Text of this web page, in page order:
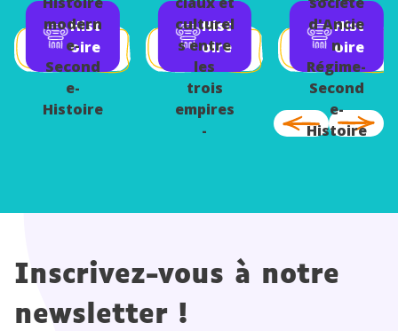
Histoire
Hist
oire
modern
e-
Second
e-
Histoire
e-
Histoire
Hist
oire
culturel
s entre
les
trois
empires
-
Tolède
et
Palerme
Hist
oire
d'Ancie
n
Régime-
Second
e-
Histoire
Inscrivez-vous à notre
newsletter !